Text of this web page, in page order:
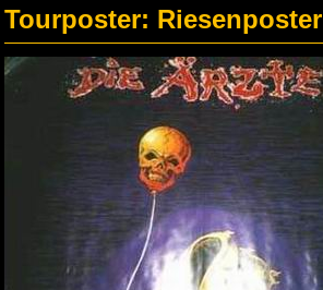
Tourposter: Riesenposter